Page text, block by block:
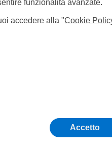
testa piatta
funzionalità avanzate.
accedere alla "Cookie
Accetto